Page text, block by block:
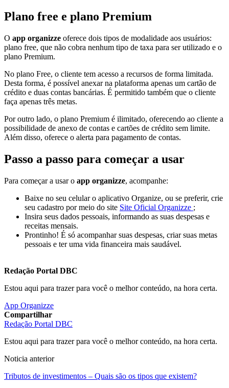
Plano free e plano Premium
O app organizze oferece dois tipos de modalidade aos usuários:
plano free, que não cobra nenhum tipo de taxa para ser utilizado e o
plano Premium.
No plano Free, o cliente tem acesso a recursos de forma limitada.
Desta forma, é possível anexar na plataforma apenas um cartão de
crédito e duas contas bancárias. É permitido também que o cliente
faça apenas três metas.
Por outro lado, o plano Premium é ilimitado, oferecendo ao cliente a
possibilidade de anexo de contas e cartões de crédito sem limite.
Além disso, oferece o alerta para pagamento de contas.
Passo a passo para começar a usar
Para começar a usar o app organizze, acompanhe:
Baixe no seu celular o aplicativo Organize, ou se preferir, crie
seu cadastro por meio do site Site Oficial Organizze ;
Insira seus dados pessoais, informando as suas despesas e
receitas mensais.
Prontinho! É só acompanhar suas despesas, criar suas metas
pessoais e ter uma vida financeira mais saudável.
Redação Portal DBC
Estou aqui para trazer para você o melhor conteúdo, na hora certa.
App Organizze
Compartilhar
Redação Portal DBC
Estou aqui para trazer para você o melhor conteúdo, na hora certa.
Noticia anterior
Tributos de investimentos – Quais são os tipos que existem?